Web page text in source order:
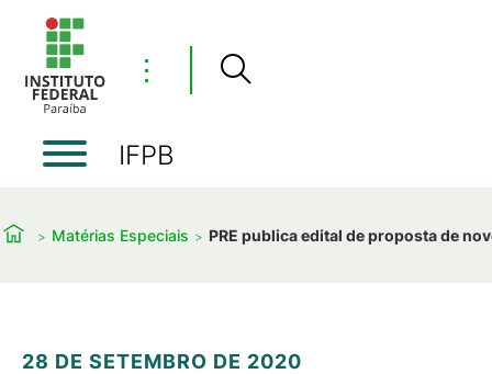
⋮
IFPB
Matérias Especiais PRE publica edital de proposta de
28 DE SETEMBRO DE 2020